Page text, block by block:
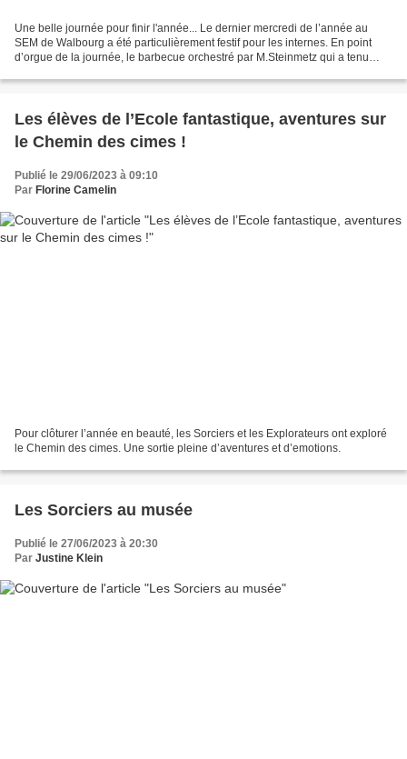
Une belle journée pour finir l'année... Le dernier mercredi de l’année au
SEM de Walbourg a été particulièrement festif pour les internes. En point
d’orgue de la journée, le barbecue orchestré par M.Steinmetz qui a tenu
Les élèves de l’Ecole fantastique, aventures sur
le Chemin des cimes !
Publié le 29/06/2023 à 09:10
Par Florine Camelin
Pour clôturer l’année en beauté, les Sorciers et les Explorateurs ont exploré
le Chemin des cimes. Une sortie pleine d’aventures et d’emotions.
Les Sorciers au musée
Publié le 27/06/2023 à 20:30
Par Justine Klein